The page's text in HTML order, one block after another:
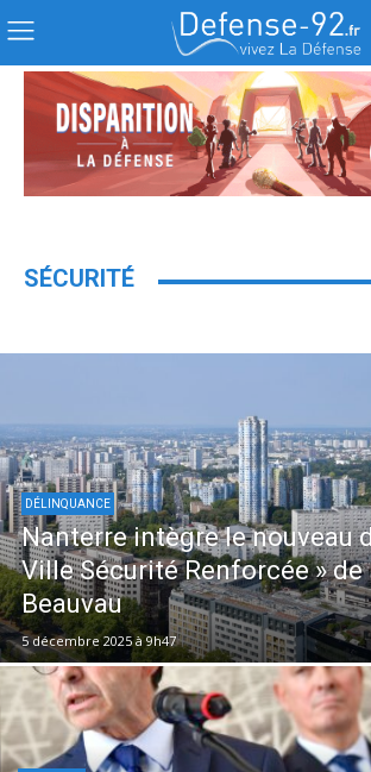
SÉCURITÉ
DÉLINQUANCE
Nanterre intègre le nouveau
Ville Sécurité Renforcée » de
Beauvau
5 décembre 2025 à 9h47